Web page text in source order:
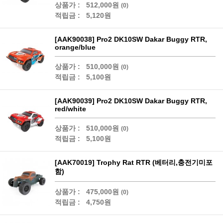
상품가 : 512,000원 (0)
적립금 : 5,120원
[AAK90038] Pro2 DK10SW Dakar Buggy RTR,
orange/blue
상품가 : 510,000원 (0)
적립금 : 5,100원
[AAK90039] Pro2 DK10SW Dakar Buggy RTR,
red/white
상품가 : 510,000원 (0)
적립금 : 5,100원
[AAK70019] Trophy Rat RTR (베터리,충전기미포
함)
상품가 : 475,000원 (0)
적립금 : 4,750원